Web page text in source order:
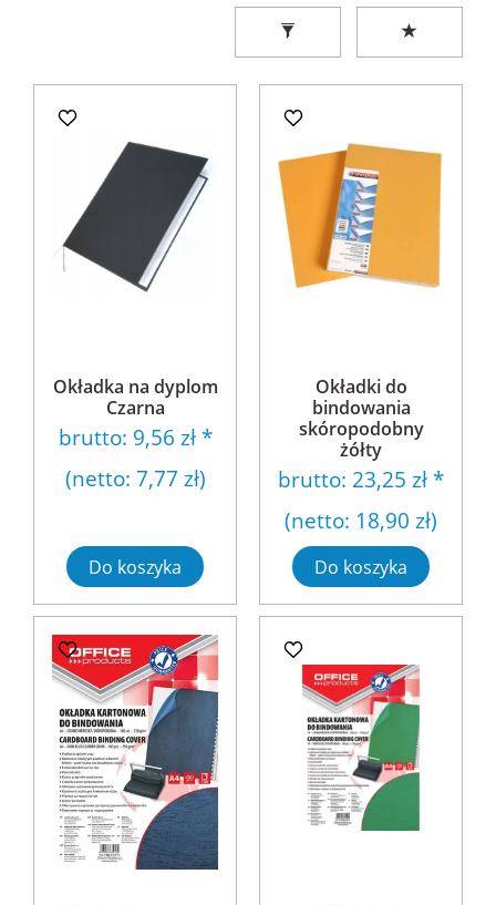
Okładka na dyplom
Czarna
brutto: 9,56 zł*
(netto: 7,77 zł)
Do koszyka
Okładki do
bindowania
skóropodobny
żółty
brutto: 23,25 zł *
(netto: 18,90 zł)
Do koszyka